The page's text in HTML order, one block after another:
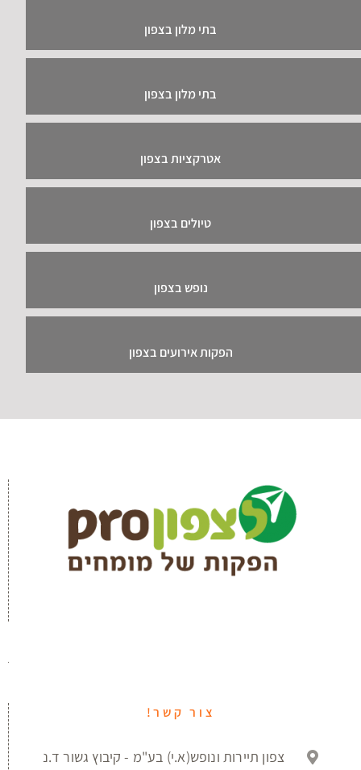
בתי מלון בצפון
בתי מלון בצפון
אטרקציות בצפון
טיולים בצפון
נופש בצפון
הפקות אירועים בצפון
צור קשר!
צפון תיירות ונופש(א.י) בע"מ - קיבוץ גשור ד.נ